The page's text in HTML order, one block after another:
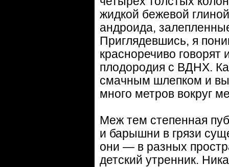
жидкой бежевой
андроида,
Приглядевшись, я
красноречиво
плодородия с ВДНХ.
смачным шлепком и
много метров вокруг
Меж тем степенная
и барышни в грязи
они — в разных
детский утренник.